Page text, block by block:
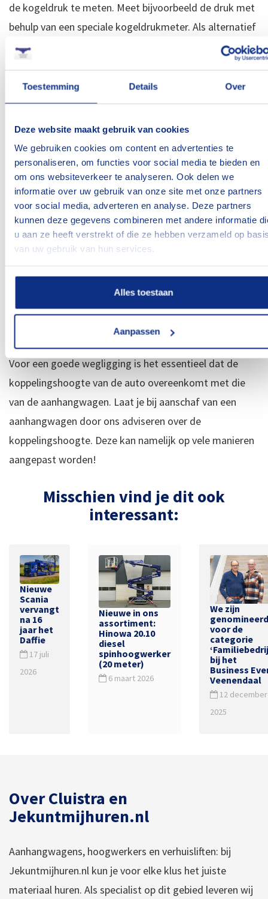
Toestemming Details Over
Deze website maakt gebruik van cookies
We gebruiken cookies om content en advertenties te
personaliseren, om functies voor social media te bieden en
om ons websiteverkeer te analyseren. Ook delen we
informatie over uw gebruik van onze site met onze partners
voor social media, adverteren en analyse. Deze partners
kunnen deze gegevens combineren met andere informatie
u aan ze heeft verstrekt of die ze hebben verzameld op
van uw gebruik van hun services.
Alles toestaan
Aanpassen
de kogeldruk te meten. Meet bijvoorbeeld de druk met
behulp van een speciale kogeldrukmeter. Als alternatief
kun je ook een gewone weegschaal gebruiken. Ga in dat
Leg een plank op de weegschaal, om zo de kracht
Plaats vervolgens een stuk hout tussen de
aanhangerkoppeling en de plank op de weegschaal;
Laat de aanhangwagen op de weegschaal rusten en
meet vervolgens de druk.
Extra advies van Hapert:Het is raadzaam om ook de
ladingen waarmee je geen ervaring hebt altijd eerst te
wegen. Of indien mogelijk; doe navraag over het exacte
Laat je persoonlijk adviseren
Voor een goede wegligging is het essentieel dat de
koppelingshoogte van de auto overeenkomt met die
van de aanhangwagen. Laat je bij aanschaf van een
aanhangwagen door ons adviseren over de
koppelingshoogte. Deze kan namelijk op vele manieren
aangepast worden!
Misschien vind je dit ook
interessant:
Nieuwe
Scania
vervangt
na 16
jaar het
Daffie
17 juli
2026
Nieuwe in ons
assortiment:
Hinowa 20.10
diesel
spinhoogwerker
(20 meter)
6 maart 2026
We zijn
genomineerd
voor de
categorie
bij het
Business
Veenendaal
12 december
2025
Over Cluistra en
Jekuntmijhuren.nl
Aanhangwagens, hoogwerkers en verhuisliften: bij
Jekuntmijhuren.nl kun je voor elke klus het juiste
materiaal huren. Als specialist op dit gebied leveren wij